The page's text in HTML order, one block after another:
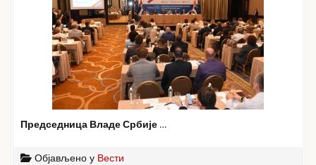
Председница Владе Србије …
Објављено у Вести